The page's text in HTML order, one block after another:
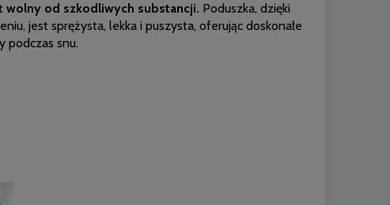
wolny od szkodliwych substancji. Poduszka, dzięki
jest sprężysta, lekka i puszysta, oferując doskonałe
podczas snu.